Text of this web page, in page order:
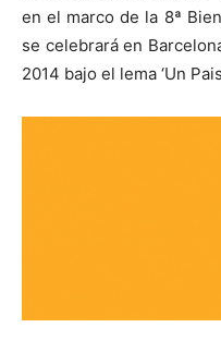
en el marco de la 8ª
se celebrará en
2014 bajo el lema ‘Un